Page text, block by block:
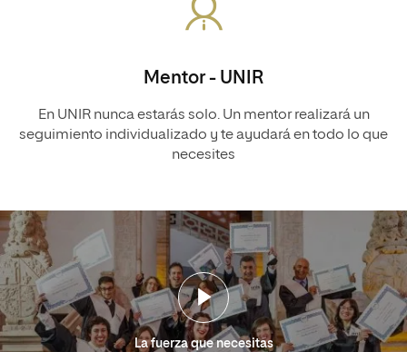
Mentor - UNIR
En UNIR nunca estarás solo. Un mentor realizará un
seguimiento individualizado y te ayudará en todo lo que
necesites
La fuerza que necesitas